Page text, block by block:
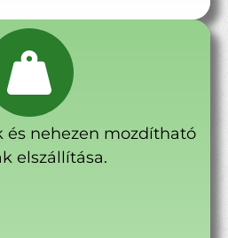
és nehezen mozdítható
elszállítása.